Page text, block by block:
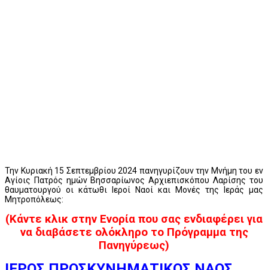
Την Κυριακή 15 Σεπτεμβρίου 2024 πανηγυρίζουν την Μνήμη του εν
Αγίοις Πατρός ημών Βησσαρίωνος Αρχιεπισκόπου Λαρίσης του
θαυματουργού οι κάτωθι Ιεροί Ναοί και Μονές της Ιεράς μας
Μητροπόλεως:
(Κάντε κλικ στην Ενορία που σας ενδιαφέρει για
να διαβάσετε ολόκληρο το Πρόγραμμα της
Πανηγύρεως)